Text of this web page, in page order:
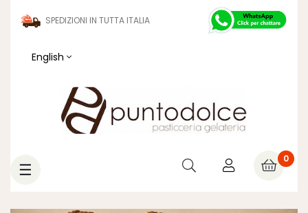
SPEDIZIONI IN TUTTA ITALIA
English
0
Toggle
☰